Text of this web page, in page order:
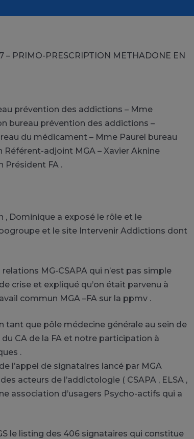
– PRIMO-PRESCRIPTION METHADONE EN
prévention des addictions – Mme
bureau prévention des addictions –
du médicament – Mme Paurel bureau
adjoint MGA – Xavier Aknine
Président FA .
Dominique a exposé le rôle et le
et le site Intervenir Addictions dont
MG-CSAPA qui n’est pas simple
crise et expliqué qu’on était parvenu à
commun MGA –FA sur la ppmv .
tant que pôle médecine générale au sein de
CA de la FA et notre participation à
.
l’appel de signataires lancé par MGA
acteurs de l’addictologie ( CSAPA , ELSA ,
association d’usagers Psycho-actifs qui a
le listing des 406 signataires qui constitue